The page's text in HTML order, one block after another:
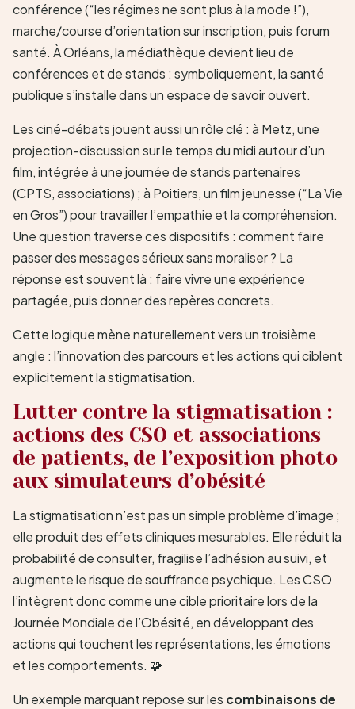
conférence (“les régimes ne sont plus à la mode !”),
marche/course d’orientation sur inscription, puis forum
santé. À Orléans, la médiathèque devient lieu de
conférences et de stands : symboliquement, la santé
publique s’installe dans un espace de savoir ouvert.
Les ciné-débats jouent aussi un rôle clé : à Metz, une
projection-discussion sur le temps du midi autour d’un
film, intégrée à une journée de stands partenaires
(CPTS, associations) ; à Poitiers, un film jeunesse (“La Vie
en Gros”) pour travailler l’empathie et la compréhension.
Une question traverse ces dispositifs : comment faire
passer des messages sérieux sans moraliser ? La
réponse est souvent là : faire vivre une expérience
partagée, puis donner des repères concrets.
Cette logique mène naturellement vers un troisième
angle : l’innovation des parcours et les actions qui ciblent
explicitement la stigmatisation.
Lutter contre la stigmatisation :
actions des CSO et associations
de patients, de l’exposition photo
aux simulateurs d’obésité
La stigmatisation n’est pas un simple problème d’image ;
elle produit des effets cliniques mesurables. Elle réduit la
probabilité de consulter, fragilise l’adhésion au suivi, et
augmente le risque de souffrance psychique. Les CSO
l’intègrent donc comme une cible prioritaire lors de la
Journée Mondiale de l’Obésité, en développant des
actions qui touchent les représentations, les émotions
et les comportements. 🧩
Un exemple marquant repose sur les combinaisons de